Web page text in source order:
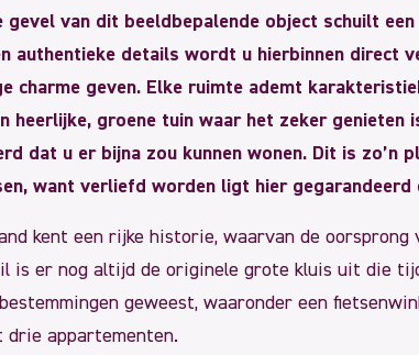
gevel van dit beeldbepalende object schuilt
authentieke details wordt u hierbinnen direct
charme geven. Elke ruimte ademt
heerlijke, groene tuin waar het zeker
dat u er bijna zou kunnen wonen. Dit is
want verliefd worden ligt hier gegarandeerd
kent een rijke historie, waarvan de
is er nog altijd de originele grote kluis uit die
geweest, waaronder een
drie appartementen.